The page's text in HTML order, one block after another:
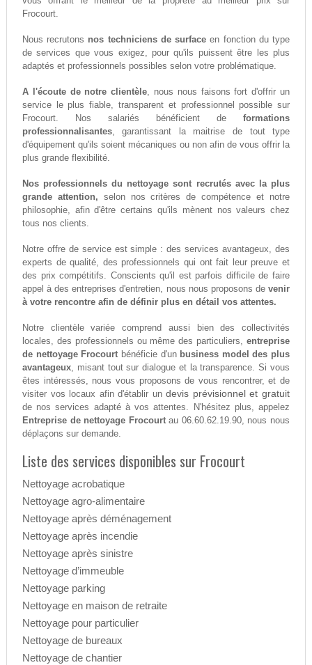
Frocourt.
Nous recrutons nos techniciens de surface en fonction du type
de services que vous exigez, pour qu'ils puissent être les plus
adaptés et professionnels possibles selon votre problématique.
A l'écoute de notre clientèle, nous nous faisons fort d'offrir un
service le plus fiable, transparent et professionnel possible sur
Frocourt. Nos salariés bénéficient deformations
professionnalisantes, garantissant la maitrise de tout type
d'équipement qu'ils soient mécaniques ou non afin de vous offrir la
plus grande flexibilité.
Nos professionnels du nettoyage sont recrutés avec la plus
grande attention, selon nos critères de compétence et notre
philosophie, afin d'être certains qu'ils mènent nos valeurs chez
tous nos clients.
Notre offre de service est simple : des services avantageux, des
experts de qualité, des professionnels qui ont fait leur preuve et
des prix compétitifs. Conscients qu'il est parfois difficile de faire
appel à des entreprises d'entretien, nous nous proposons devenir
à votre rencontre afin de définir plus en détail vos attentes.
Notre clientèle variée comprend aussi bien des collectivités
locales, des professionnels ou même des particuliers,entreprise
de nettoyage Frocourt bénéficie d'un business model des plus
avantageux, misant tout sur dialogue et la transparence. Si vous
êtes intéressés, nous vous proposons de vous rencontrer, et de
visiter vos locaux afin d'établir undevis prévisionnel et gratuit
de nos services adapté à vos attentes. N'hésitez plus, appelez
Entreprise de nettoyage Frocourtau 06.60.62.19.90, nous nous
déplaçons sur demande.
Liste des services disponibles sur Frocourt
Nettoyage acrobatique
Nettoyage agro-alimentaire
Nettoyage après déménagement
Nettoyage après incendie
Nettoyage après sinistre
Nettoyage d’immeuble
Nettoyage parking
Nettoyage en maison de retraite
Nettoyage pour particulier
Nettoyage de bureaux
Nettoyage de chantier